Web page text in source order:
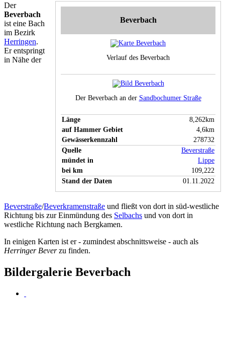
Beverbach
Verlauf des Beverbach
Der Beverbach an der Sandbochumer Straße
Länge
8,262km
auf Hammer Gebiet
4,6km
Gewässerkennzahl
278732
Quelle
Beverstraße
mündet in
Lippe
bei km
109,222
Stand der Daten
01.11.2022
Der
Beverbach
ist eine Bach
im Bezirk
Herringen.
Er entspringt
in Nähe der
Beverstraße/Beverkramenstraße und fließt von dort in süd-westliche
Richtung bis zur Einmündung des Selbachs und von dort in
westliche Richtung nach Bergkamen.
In einigen Karten ist er - zumindest abschnittsweise - auch als
Herringer Beverzu finden.
Bildergalerie Beverbach